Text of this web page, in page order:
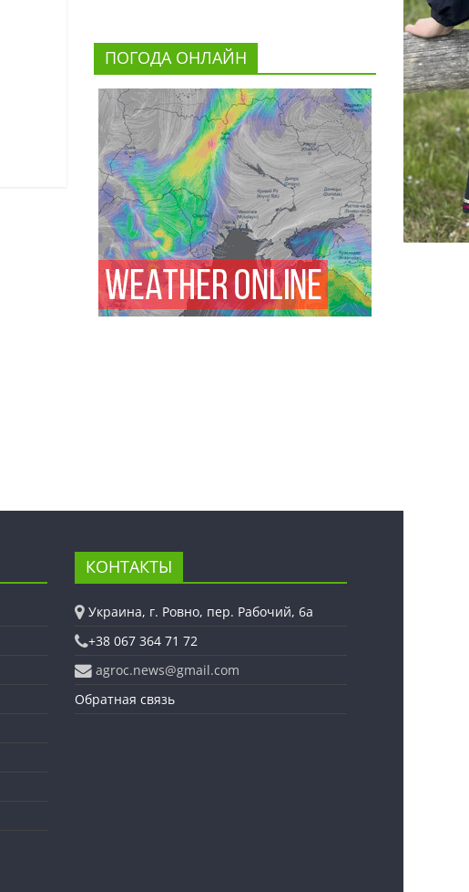
ПОГОДА ОНЛАЙН
КОНТАКТЫ
Украина, г. Ровно, пер. Рабочий, 6а
+38 067 364 71 72
agroc.news@gmail.com
Обратная связь